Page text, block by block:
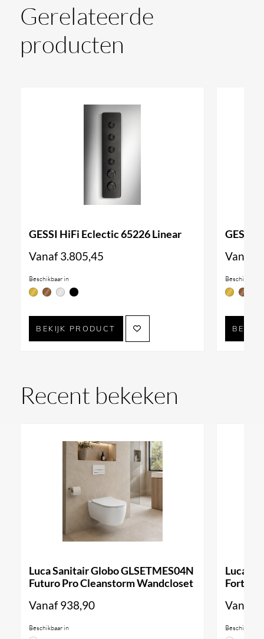
Op de GESSI HiFi bieden wij 3 jaar garantie.
Gerelateerde
producten
GESSI HiFi Eclectic 65226 Linear
Vanaf3.805,45
Beschikbaar in
BEKIJK PRODUCT
GESSI
Vanaf
Beschikbaar
Recent bekeken
Luca Sanitair Globo GLSETMES04N
Futuro Pro Cleanstorm Wandcloset
Vanaf938,90
Beschikbaar in
Luca
Forty3
Vanaf
Beschikbaar